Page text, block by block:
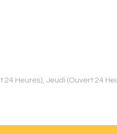
Heures), Jeudi (Ouvert 24